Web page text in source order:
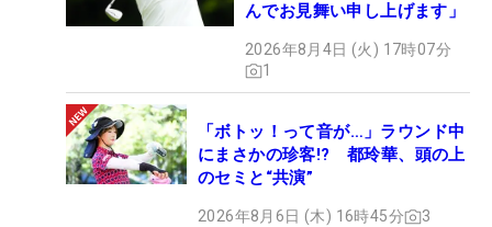
んでお見舞い申し上げます」
2026年8月4日 (火) 17時07分
1
「ボトッ！って音が…」ラウンド中
にまさかの珍客!? 都玲華、頭の上
のセミと“共演”
2026年8月6日 (木) 16時45分 3